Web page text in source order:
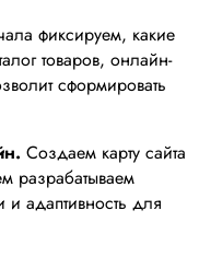
фиксируем, какие
товаров, онлайн-
сформировать
Создаем карту сайта
разрабатываем
и адаптивность для